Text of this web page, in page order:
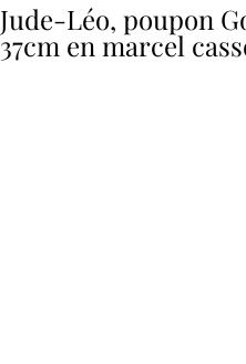
Jude-Léo, poupon
37cm en marcel